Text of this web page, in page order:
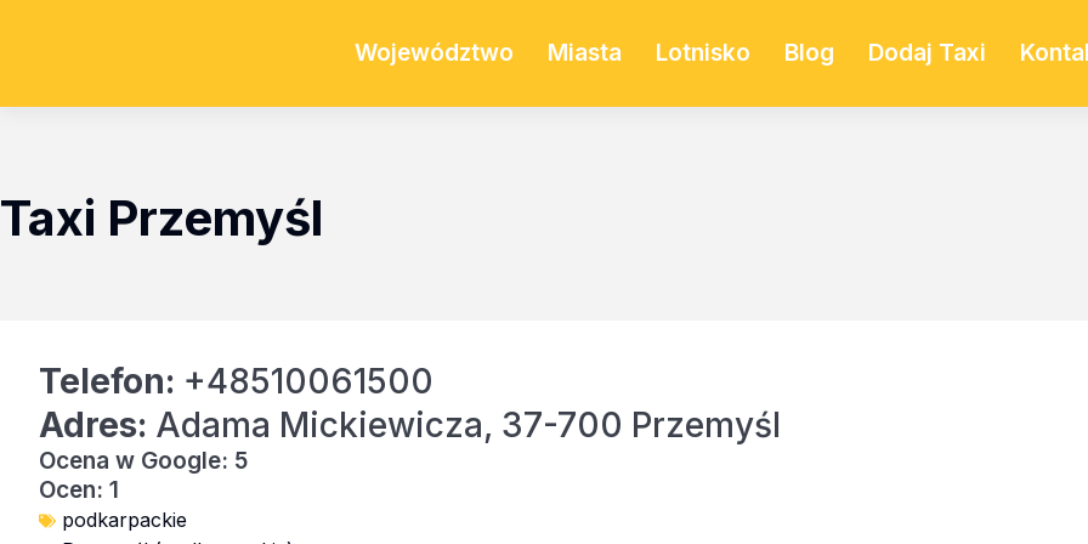
Województwo Miasta Lotnisko Blog Dodaj Taxi
Taxi Przemyśl
Telefon: +48510061500
Adres: Adama Mickiewicza, 37-700 Przemyśl
Ocena w Google: 5
Ocen: 1
podkarpackie